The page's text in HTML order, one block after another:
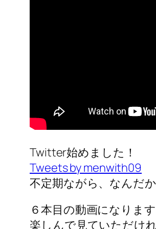
Twitter始めました！
Tweets by menwith09
不定期ながら、なんだ
６本目の動画になります
楽しんで見ていただけ